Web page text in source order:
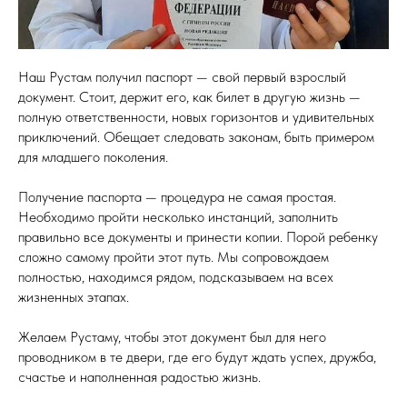
Наш Рустам получил паспорт — свой первый взрослый
документ. Стоит, держит его, как билет в другую жизнь —
полную ответственности, новых горизонтов и удивительных
приключений. Обещает следовать законам, быть примером
для младшего поколения.
Получение паспорта — процедура не самая простая.
Необходимо пройти несколько инстанций, заполнить
правильно все документы и принести копии. Порой ребенку
сложно самому пройти этот путь. Мы сопровождаем
полностью, находимся рядом, подсказываем на всех
жизненных этапах.
Желаем Рустаму, чтобы этот документ был для него
проводником в те двери, где его будут ждать успех, дружба,
счастье и наполненная радостью жизнь.